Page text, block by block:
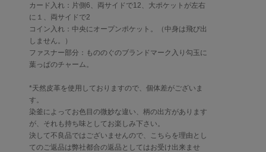
カード入れ：片側6、両サイドで12、大ポケットが左右
に１、両サイドで2
コイン入れ：中央にオープンポケット。（中身は飛び出
しません。）
ファスナー部分：もののぐのブランドマーク入り勾玉に
葉っぱのチャーム。
*天然皮革を使用しておりますので、個体差がございま
す。
染釜によってお色目の微妙な違い、柄の出方があります
が、それも持ち味としてお楽しみ下さい。
決して不良品ではございませんので、こちらを理由とし
てのご返品は弊社都合の返品としてはお受け出来ませ